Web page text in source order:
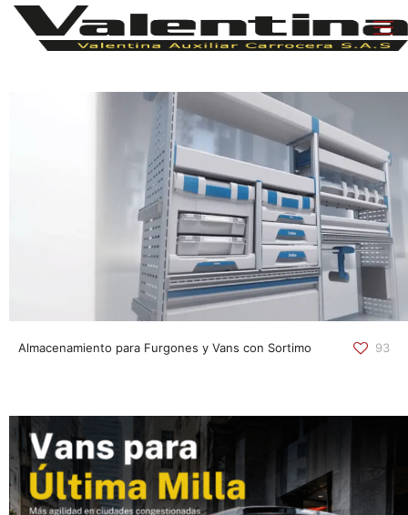
Almacenamiento para Furgones y Vans con Sortimo 93